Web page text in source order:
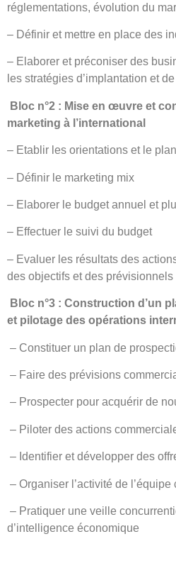
réglementations, évolution du
– Définir et mettre en place des
– Elaborer et préconiser des
les stratégies d’implantation et
Bloc n°2 : Mise en œuvre et
marketing à l’international
– Etablir les orientations et le
– Définir le marketing mix
– Elaborer le budget annuel et
– Effectuer le suivi du budget
– Evaluer les résultats des
des objectifs et des prévisionnels
Bloc n°3 : Construction d’un
et pilotage des opérations
– Constituer un plan de
– Faire des prévisions
– Prospecter pour acquérir de
– Piloter des actions
– Identifier et développer des
– Organiser l’activité de l’équipe
– Pratiquer une veille
d’intelligence économique